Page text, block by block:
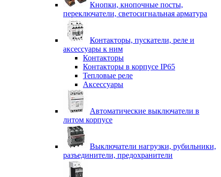
Кнопки, кнопочные посты,
переключатели, светосигнальная арматура
Контакторы, пускатели, реле и
аксессуары к ним
Контакторы
Контакторы в корпусе IP65
Тепловые реле
Аксессуары
Автоматические выключатели в
литом корпусе
Выключатели нагрузки, рубильники,
разъединители, предохранители